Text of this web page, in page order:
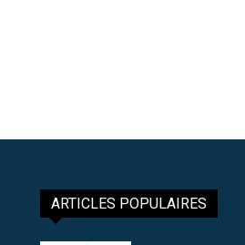
ARTICLES POPULAIRES